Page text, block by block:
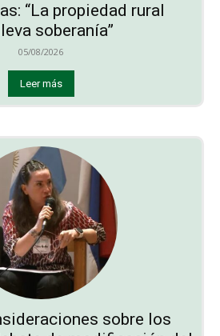
“La propiedad rural
soberanía”
05/08/2026
Leer más
sobre los